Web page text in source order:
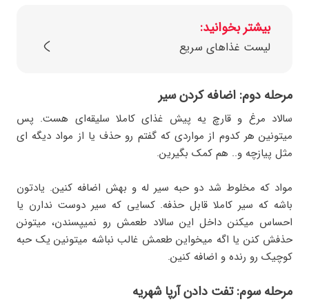
بیشتر بخوانید:
لیست غذاهای سریع
مرحله دوم: اضافه کردن سیر
سالاد مرغ و قارچ یه پیش غذای کاملا سلیقه‌ای هست. پس
میتونین هر کدوم از مواردی که گفتم رو حذف یا از مواد دیگه ای
مثل پیازچه و.. هم کمک بگیرین.
مواد که مخلوط شد دو حبه سیر له و بهش اضافه کنین. یادتون
باشه که سیر کاملا قابل حذفه. کسایی که سیر دوست ندارن یا
احساس میکنن داخل این سالاد طعمش رو نمیپسندن، میتونن
حذفش کنن یا اگه میخواین طعمش غالب نباشه میتونین یک حبه
کوچیک رو رنده و اضافه کنین.
مرحله سوم: تفت دادن آرپا شهریه